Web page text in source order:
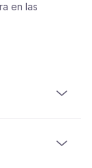
en las
un